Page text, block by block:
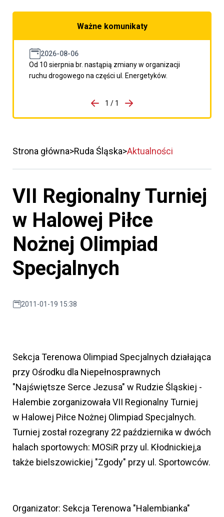
Ważne komunikaty
2026-08-06
Od 10 sierpnia br. nastąpią zmiany w organizacji
ruchu drogowego na części ul. Energetyków.
porzpedniego komunikatu
1 / 1
Przejdź do następnego
Strona główna Ruda Śląska Aktualności
VII Regionalny Turniej
w Halowej Piłce
Nożnej Olimpiad
Specjalnych
2011-01-19 15:38
Sekcja Terenowa Olimpiad Specjalnych działająca
przy Ośrodku dla Niepełnosprawnych
"Najświętsze Serce Jezusa" w Rudzie Śląskiej -
Halembie zorganizowała VII Regionalny Turniej
w Halowej Piłce Nożnej Olimpiad Specjalnych.
Turniej został rozegrany 22 października w dwóch
halach sportowych: MOSiR przy ul. Kłodnickiej,a
także bielszowickiej "Zgody" przy ul. Sportowców.
Organizator: Sekcja Terenowa "Halembianka"